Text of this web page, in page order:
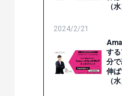
（
2024/2/21
す
分
伸
（